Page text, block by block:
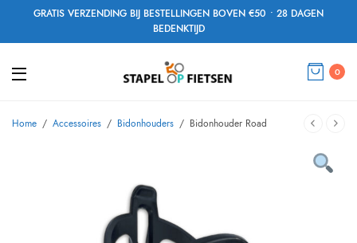
GRATIS VERZENDING BIJ BESTELLINGEN BOVEN €50 • 28 DAGEN
BEDENKTIJD
0
Home / Accessoires / Bidonhouders / Bidonhouder Road